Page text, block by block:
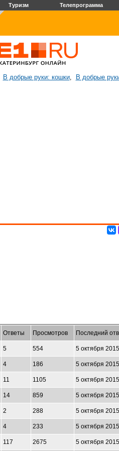
Туризм Телепрограмма
В добрые руки: кошки, В добрые
Ответы Просмотров Последний
5 554 5 октября
4 186 5 октября
11 1105 5 октября
14 859 5 октября
2 288 5 октября
4 233 5 октября
117 2675 5 октября